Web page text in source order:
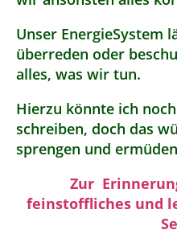
Unser EnergieSystem
überreden oder
alles, was wir tun.
Hierzu könnte ich
schreiben, doch das
sprengen und
Zur
feinstoffliches und